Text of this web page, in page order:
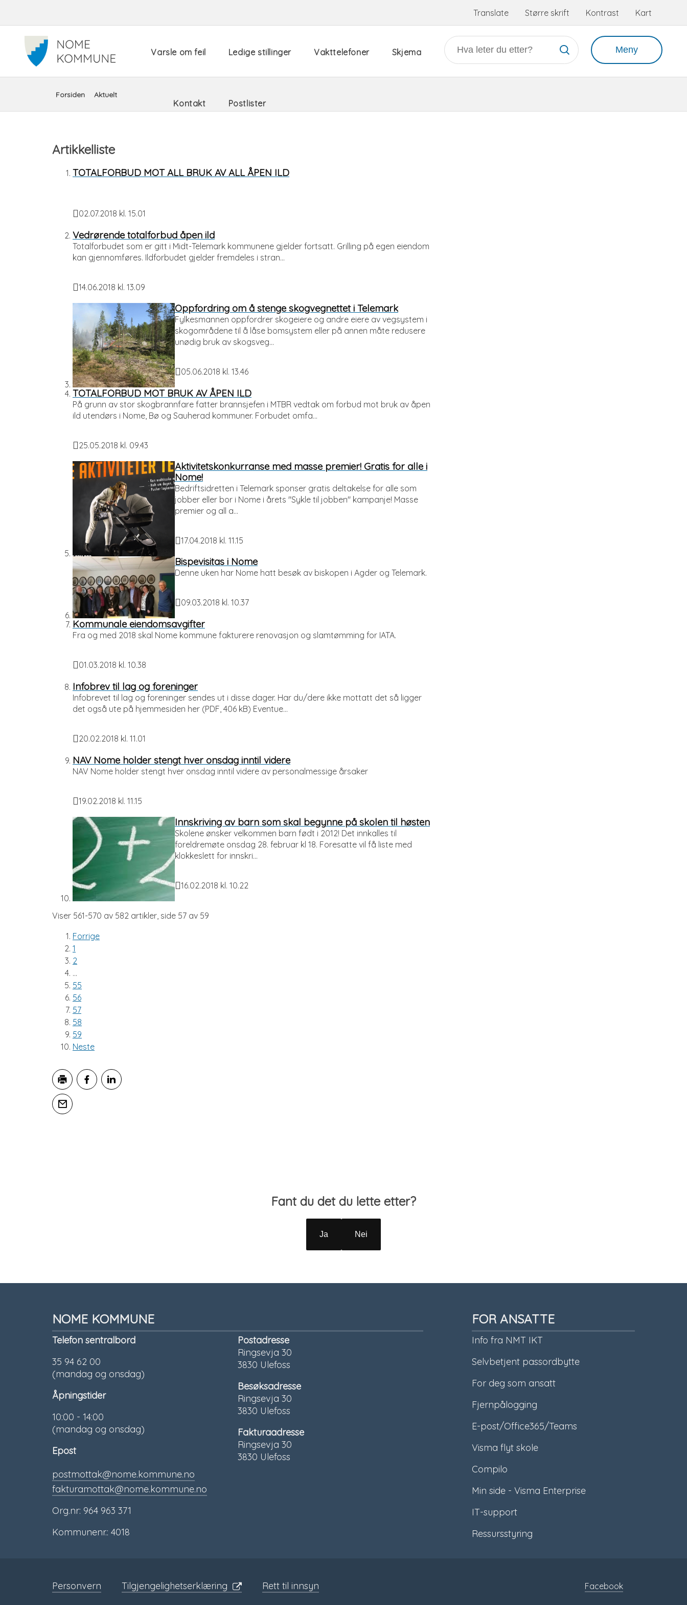
Tilgjengelighetsmeny
Translate Større skrift Kontrast Kart
Varsle om feil Ledige stillinger Vakttelefoner Skjema
Kontakt Postlister
Meny
Du
her:
Forsiden Aktuelt
Artikkelliste
TOTALFORBUD MOT ALL BRUK AV ALL ÅPEN ILD
Publisert
02.07.2018 kl. 15.01
Vedrørende totalforbud åpen ild
Totalforbudet som er gitt i Midt-Telemark kommunene gjelder fortsatt. Grilling på egen eiendom
kan gjennomføres. Ildforbudet gjelder fremdeles i stran...
Publisert
14.06.2018 kl. 13.09
Oppfordring om å stenge skogvegnettet i Telemark
Fylkesmannen oppfordrer skogeiere og andre eiere av vegsystem i
skogområdene til å låse bomsystem eller på annen måte redusere
unødig bruk av skogsveg...
Publisert
05.06.2018 kl. 13.46
TOTALFORBUD MOT BRUK AV ÅPEN ILD
På grunn av stor skogbrannfare fatter brannsjefen i MTBR vedtak om forbud mot bruk av åpen
ild utendørs i Nome, Bø og Sauherad kommuner. Forbudet omfa...
Publisert
25.05.2018 kl. 09.43
Aktivitetskonkurranse med masse premier! Gratis for alle i
Nome!
Bedriftsidretten i Telemark sponser gratis deltakelse for alle som
jobber eller bor i Nome i årets "Sykle til jobben" kampanje! Masse
premier og all a...
Publisert
17.04.2018 kl. 11.15
Bispevisitas i Nome
Denne uken har Nome hatt besøk av biskopen i Agder og Telemark.
Publisert
09.03.2018 kl. 10.37
Kommunale eiendomsavgifter
Fra og med 2018 skal Nome kommune fakturere renovasjon og slamtømming for IATA.
Publisert
01.03.2018 kl. 10.38
Infobrev til lag og foreninger
Infobrevet til lag og foreninger sendes ut i disse dager. Har du/dere ikke mottatt det så ligger
det også ute på hjemmesiden her (PDF, 406 kB) Eventue...
Publisert
20.02.2018 kl. 11.01
NAV Nome holder stengt hver onsdag inntil videre
NAV Nome holder stengt hver onsdag inntil videre av personalmessige årsaker
Publisert
19.02.2018 kl. 11.15
Innskriving av barn som skal begynne på skolen til høsten
Skolene ønsker velkommen barn født i 2012! Det innkalles til
foreldremøte onsdag 28. februar kl 18. Foresatte vil få liste med
klokkeslett for innskri...
Publisert
16.02.2018 kl. 10.22
Viser 561-570 av 582 artikler, side 57 av 59
Forrige
1
2
...
55
56
57
58
59
Neste
Skriv ut
Fant du det du lette etter?
Ja Nei
NOME KOMMUNE
Telefon sentralbord
35 94 62 00
(mandag og onsdag)
Åpningstider
10:00 - 14:00
(mandag og onsdag)
Epost
postmottak@nome.kommune.no
fakturamottak@nome.kommune.no
Org.nr: 964 963 371
Kommunenr.: 4018
Postadresse
Ringsevja 30
3830 Ulefoss
Besøksadresse
Ringsevja 30
3830 Ulefoss
Fakturaadresse
Ringsevja 30
3830 Ulefoss
FOR ANSATTE
Info fra NMT IKT
Selvbetjent passordbytte
For deg som ansatt
Fjernpålogging
E-post/Office365/Teams
Visma flyt skole
Compilo
Min side - Visma Enterprise
IT-support
Ressursstyring
Personvern Tilgjengelighetserklæring Rett til innsyn Facebook